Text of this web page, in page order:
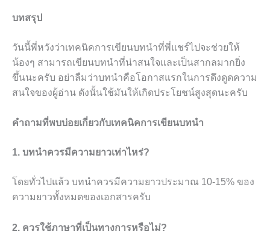
บทสรุป
วันนี้พี่หวังว่าเทคนิคการเขียนบทนำที่พี่แชร์ไปจะช่วยให้
น้องๆ สามารถเขียนบทนำที่น่าสนใจและเป็นสากลมากยิ่ง
ขึ้นนะครับ อย่าลืมว่าบทนำคือโอกาสแรกในการดึงดูดความ
สนใจของผู้อ่าน ดังนั้นใช้มันให้เกิดประโยชน์สูงสุดนะครับ
คำถามที่พบบ่อยเกี่ยวกับเทคนิคการเขียนบทนำ
1. บทนำควรมีความยาวเท่าไหร่?
โดยทั่วไปแล้ว บทนำควรมีความยาวประมาณ 10-15% ของ
ความยาวทั้งหมดของเอกสารครับ
2. ควรใช้ภาษาที่เป็นทางการหรือไม่?